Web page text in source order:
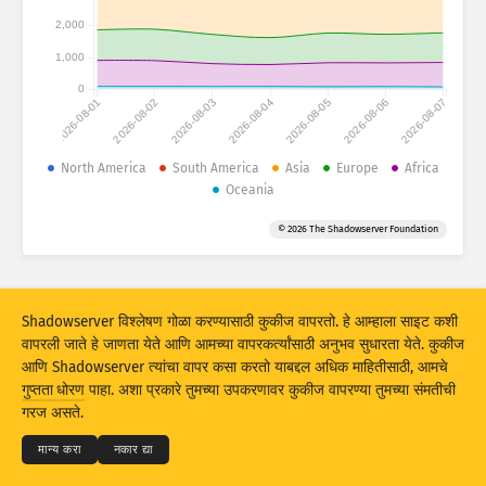
डेटा सेट
मर्यादा
अपडेट करा रिसेट
PNG म्हणून डाउनलोड करा
2026-08-01 2026-08-02 2026-08-03 2026-08-04 2026-08-05 2026-08-06 2026-08-07
0
1,000
2,000
North America South America Asia Europe
Africa
Oceania
© 2026 The Shadowserver Foundation
© 2026THE SHADOWSERVER FOUNDATION
गुप्तता आणि अटी
आम्हाला संपर्क करा श्रेय
Shadowserver विश्लेषण गोळा करण्यासाठी कुकीज वापरतो. हे आम्हाला साइट कशी
वापरली जाते हे जाणता येते आणि आमच्या वापरकर्त्यांसाठी अनुभव सुधारता येते. कुकीज
आणि Shadowserver त्यांचा वापर कसा करतो याबद्दल अधिक माहितीसाठी, आमचे
गुप्तता धोरण पाहा. अशा प्रकारे तुमच्या उपकरणावर कुकीज वापरण्या तुमच्या संमतीची
गरज असते.
मान्य करा नकार द्या